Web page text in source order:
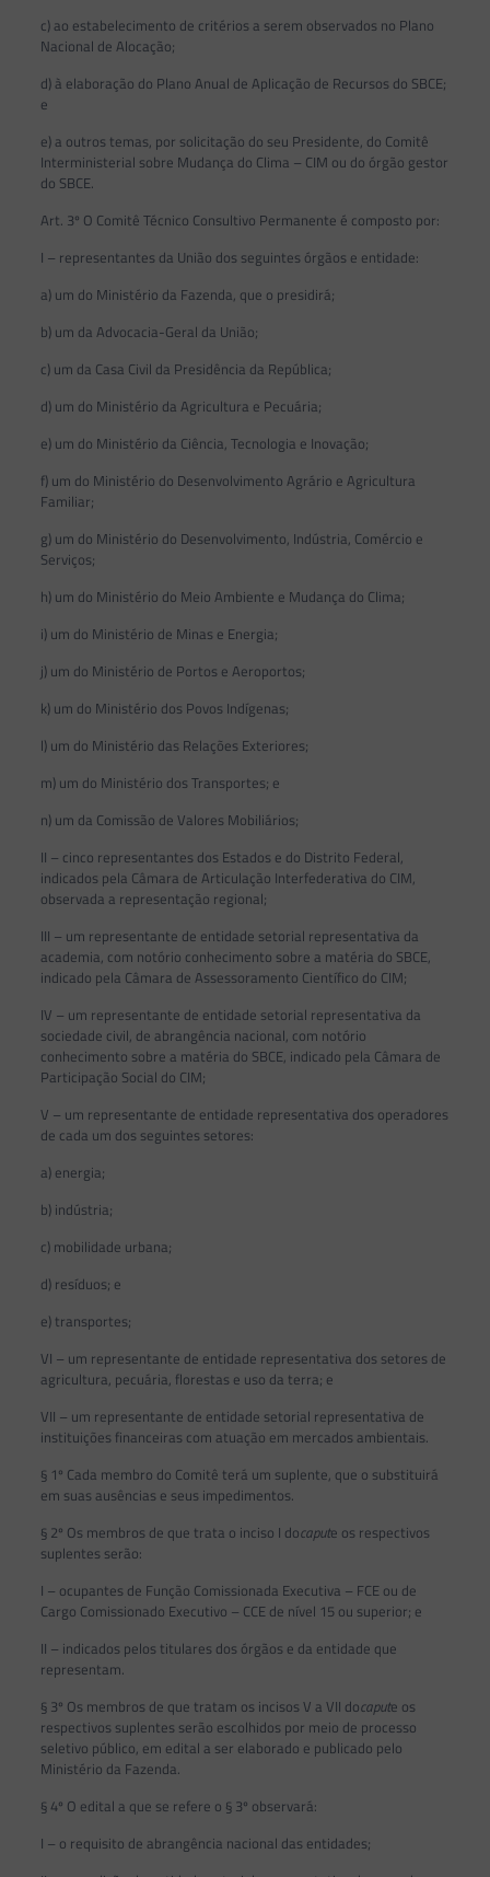
c) ao estabelecimento de critérios a serem observados no Plano
Nacional de Alocação;
d) à elaboração do Plano Anual de Aplicação de Recursos do SBCE;
e
e) a outros temas, por solicitação do seu Presidente, do Comitê
Interministerial sobre Mudança do Clima – CIM ou do órgão gestor
do SBCE.
Art. 3º O Comitê Técnico Consultivo Permanente é composto por:
I – representantes da União dos seguintes órgãos e entidade:
a) um do Ministério da Fazenda, que o presidirá;
b) um da Advocacia-Geral da União;
c) um da Casa Civil da Presidência da República;
d) um do Ministério da Agricultura e Pecuária;
e) um do Ministério da Ciência, Tecnologia e Inovação;
f) um do Ministério do Desenvolvimento Agrário e Agricultura
Familiar;
g) um do Ministério do Desenvolvimento, Indústria, Comércio e
Serviços;
h) um do Ministério do Meio Ambiente e Mudança do Clima;
i) um do Ministério de Minas e Energia;
j) um do Ministério de Portos e Aeroportos;
k) um do Ministério dos Povos Indígenas;
l) um do Ministério das Relações Exteriores;
m) um do Ministério dos Transportes; e
n) um da Comissão de Valores Mobiliários;
II – cinco representantes dos Estados e do Distrito Federal,
indicados pela Câmara de Articulação Interfederativa do CIM,
observada a representação regional;
III – um representante de entidade setorial representativa da
academia, com notório conhecimento sobre a matéria do SBCE,
indicado pela Câmara de Assessoramento Científico do CIM;
IV – um representante de entidade setorial representativa da
sociedade civil, de abrangência nacional, com notório
conhecimento sobre a matéria do SBCE, indicado pela Câmara de
Participação Social do CIM;
V – um representante de entidade representativa dos operadores
de cada um dos seguintes setores:
a) energia;
b) indústria;
c) mobilidade urbana;
d) resíduos; e
e) transportes;
VI – um representante de entidade representativa dos setores de
agricultura, pecuária, florestas e uso da terra; e
VII – um representante de entidade setorial representativa de
instituições financeiras com atuação em mercados ambientais.
§ 1º Cada membro do Comitê terá um suplente, que o substituirá
em suas ausências e seus impedimentos.
§ 2º Os membros de que trata o inciso I docapute os respectivos
suplentes serão:
I – ocupantes de Função Comissionada Executiva – FCE ou de
Cargo Comissionado Executivo – CCE de nível 15 ou superior; e
II – indicados pelos titulares dos órgãos e da entidade que
representam.
§ 3º Os membros de que tratam os incisos V a VII docapute os
respectivos suplentes serão escolhidos por meio de processo
seletivo público, em edital a ser elaborado e publicado pelo
Ministério da Fazenda.
§ 4º O edital a que se refere o § 3º observará:
I – o requisito de abrangência nacional das entidades;